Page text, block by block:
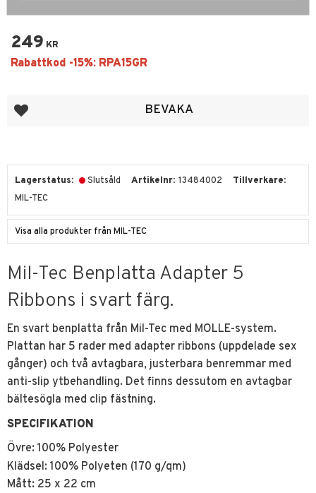
249 KR
Lägg till i favoriter BEVAKA
Lagerstatus Slutsåld Artikelnr 13484002
Tillverkare
MIL-TEC
Visa alla produkter från MIL-TEC
Mil-Tec Benplatta Adapter 5
Ribbons i svart färg.
En svart benplatta från Mil-Tec med MOLLE-system.
Plattan har 5 rader med adapter ribbons (uppdelade sex
gånger) och två avtagbara, justerbara benremmar med
anti-slip ytbehandling. Det finns dessutom en avtagbar
bältesögla med clip fästning.
SPECIFIKATION
Övre: 100% Polyester
Klädsel: 100% Polyeten (170 g/qm)
Mått: 25 x 22 cm